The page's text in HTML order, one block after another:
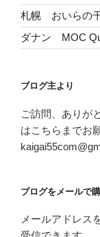
札幌 おいらの
ダナン MOC
ブログ主より
ご訪問、ありが
はこちらまでお
ブログをメールで
メールアドレス